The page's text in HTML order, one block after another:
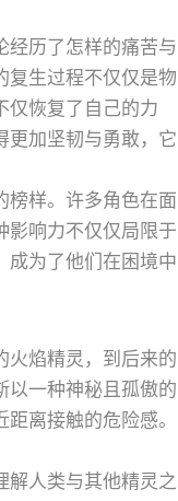
历了怎样的痛苦与
复生过程不仅仅是物
仅恢复了自己的力
更加坚韧与勇敢，它
榜样。许多角色在面
影响力不仅仅局限于
成为了他们在困境中
火焰精灵，到后来的
以一种神秘且孤傲的
离接触的危险感。
解人类与其他精灵之